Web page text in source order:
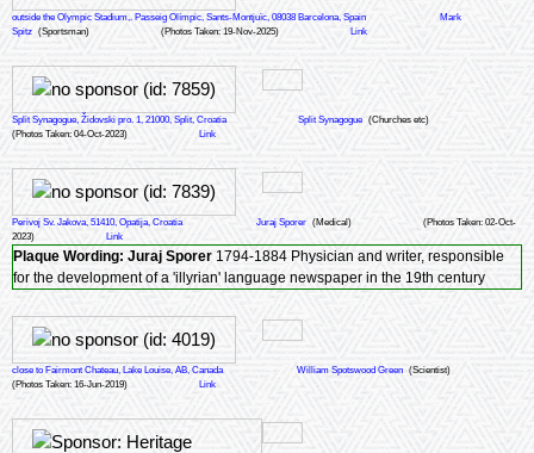
outside the Olympic Stadium,. Passeig Olímpic, Sants-Montjuïc, 08038 Barcelona, Spain
Mark
Spitz (Sportsman) (Photos Taken: 19-Nov-2025) Link
Split Synagogue, Židovski pro. 1, 21000, Split, Croatia Split Synagogue (Churches etc)
(Photos Taken: 04-Oct-2023)
Link
Perivoj Sv. Jakova, 51410, Opatija, Croatia Juraj Sporer (Medical)
(Photos Taken: 02-Oct-
2023)
Link
Plaque Wording: Juraj Sporer 1794-1884 Physician and writer, responsible
for the development of a 'illyrian' language newspaper in the 19th century
close to Fairmont Chateau, Lake Louise, AB, Canada William Spotswood Green (Scientist)
(Photos Taken: 16-Jun-2019)
Link